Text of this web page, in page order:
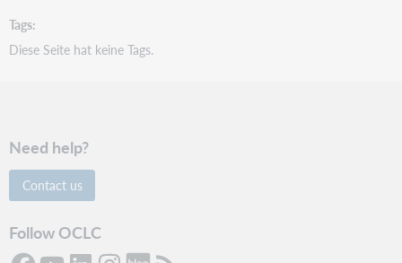
Tags
Diese Seite hat keine Tags.
Need help?
Contact us
Follow OCLC